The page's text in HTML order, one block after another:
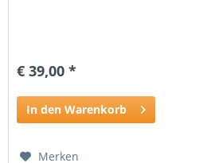
€ 39,00 *
In den Warenkorb
Merken